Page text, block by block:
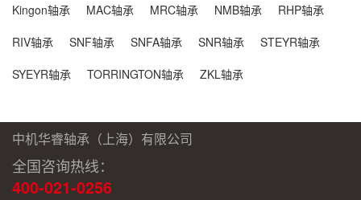
Kingon轴承
MAC轴承 MRC轴承 NMB轴承
RHP轴承
RIV轴承
SNF轴承 SNFA轴承 SNR轴承
STEYR轴承
SYEYR轴承
TORRINGTON轴承 ZKL轴承
中机华睿轴承（上海）有限公司
全国咨询热线：
400-021-0256